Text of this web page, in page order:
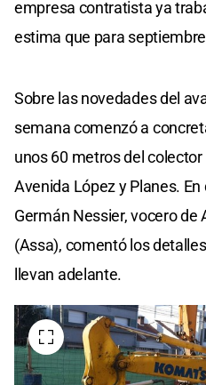
empresa contratista ya
estima que para
Sobre las novedades del
semana comenzó a
unos 60 metros del
Avenida López y Planes.
Germán Nessier, vocero de
(Assa), comentó los
llevan adelante.